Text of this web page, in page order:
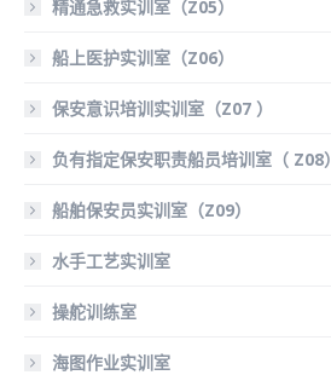
精通急救实训室（Z05）
船上医护实训室（Z06）
保安意识培训实训室（Z07 ）
负有指定保安职责船员培训室（ Z08）
船舶保安员实训室（Z09）
水手工艺实训室
操舵训练室
海图作业实训室